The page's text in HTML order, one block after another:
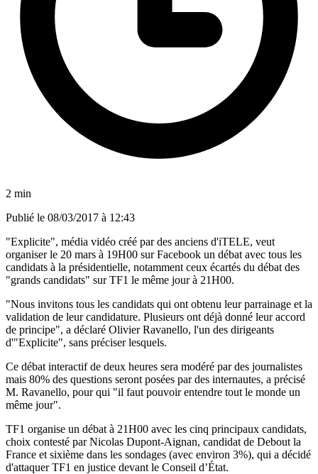
2 min
Publié le 08/03/2017 à 12:43
"Explicite", média vidéo créé par des anciens d'iTELE, veut
organiser le 20 mars à 19H00 sur Facebook un débat avec tous les
candidats à la présidentielle, notamment ceux écartés du débat des
"grands candidats" sur TF1 le même jour à 21H00.
"Nous invitons tous les candidats qui ont obtenu leur parrainage et la
validation de leur candidature. Plusieurs ont déjà donné leur accord
de principe", a déclaré Olivier Ravanello, l'un des dirigeants
d'"Explicite", sans préciser lesquels.
Ce débat interactif de deux heures sera modéré par des journalistes
mais 80% des questions seront posées par des internautes, a précisé
M. Ravanello, pour qui "il faut pouvoir entendre tout le monde un
même jour".
TF1 organise un débat à 21H00 avec les cinq principaux candidats,
choix contesté par Nicolas Dupont-Aignan, candidat de Debout la
France et sixième dans les sondages (avec environ 3%), qui a décidé
d'attaquer TF1 en justice devant le Conseil d’État.